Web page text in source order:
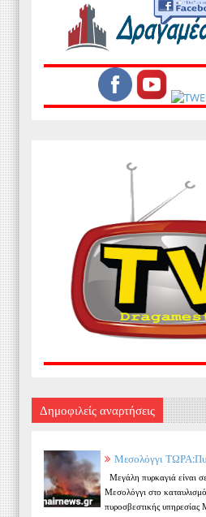
Δημοφιλείς αναρτήσεις
Μεσολόγγι
Μεγάλη πυρκαγιά είναι
Μεσολόγγι στο
πυροσβεστικής υπηρεσίας